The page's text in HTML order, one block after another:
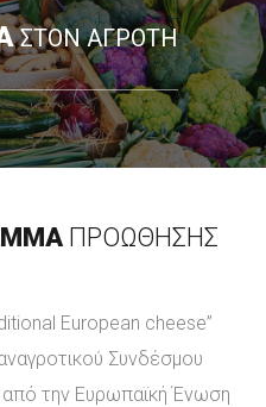
ΣΤΟΝ ΑΓΡΟΤΗ
ΠΡΟΩΘΗΣΗΣ
European cheese”
Συνδέσμου
από την Ευρωπαϊκή Ένωση